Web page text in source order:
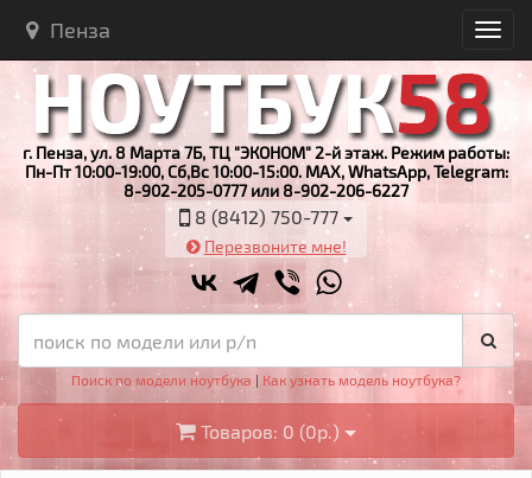
Пенза
г. Пенза, ул. 8 Марта 7Б, ТЦ "ЭКОНОМ" 2-й этаж. Режим работы:
Пн-Пт 10:00-19:00, Сб,Вс 10:00-15:00. MAX, WhatsApp, Telegram:
8-902-205-0777 или 8-902-206-6227
8 (8412) 750-777
Перезвоните мне!
Поиск по модели ноутбука | Как узнать модель ноутбука?
Товаров: 0 (0р.)